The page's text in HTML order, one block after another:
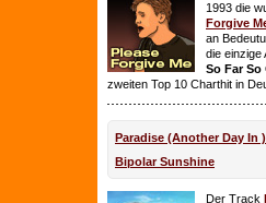
1993 die
Forgive
an
die einzige
So Far So
zweiten Top 10 Charthit in
Paradise (Another Day In
Bipolar Sunshine
Der Track